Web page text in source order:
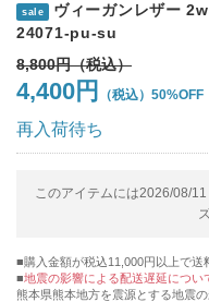
sale
ヴィーガンレザー
24071-pu-su
8,800円
4,400円 50%OFF
再入荷待ち
このアイテムには2026/08/
購入金額が税込11,000円以上で送
地震の影響による配送遅延につい
熊本県熊本地方を震源とする地震